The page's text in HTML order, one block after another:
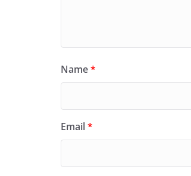
Name*
Email*